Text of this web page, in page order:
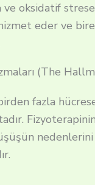
oksidatif
eder ve
(The
fazla